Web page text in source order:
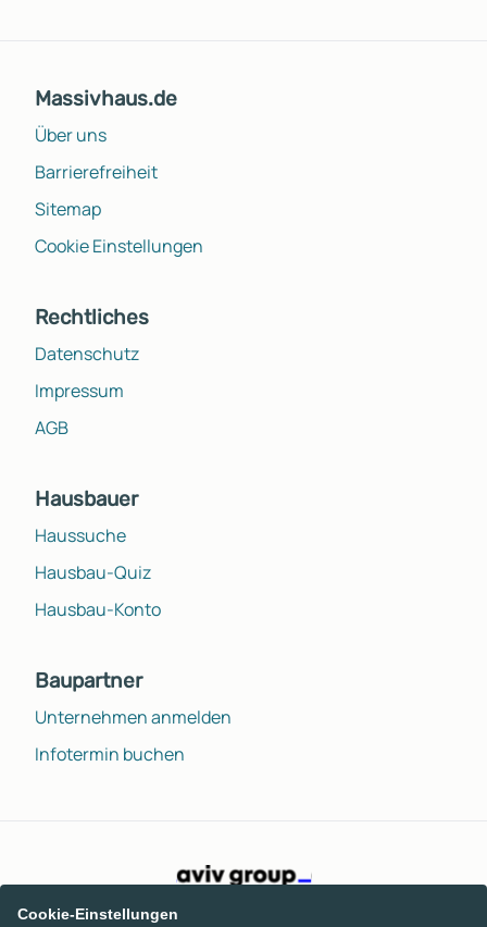
Massivhaus.de
Über uns
Barrierefreiheit
Sitemap
Cookie Einstellungen
Rechtliches
Datenschutz
Impressum
AGB
Hausbauer
Haussuche
Hausbau-Quiz
Hausbau-Konto
Baupartner
Unternehmen anmelden
Infotermin buchen
Cookie-Einstellungen